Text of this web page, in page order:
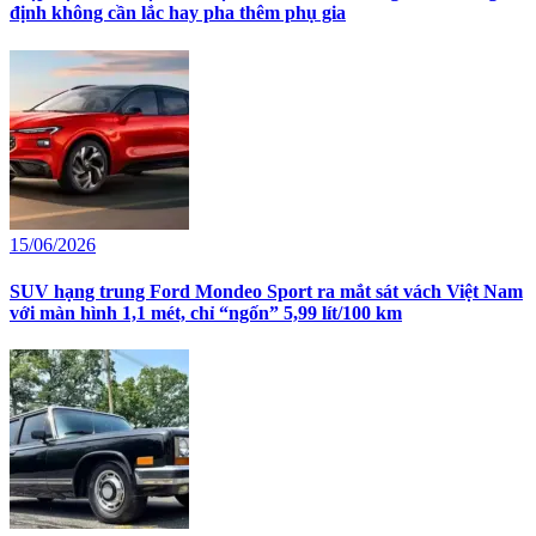
định không cần lắc hay pha thêm phụ gia
15/06/2026
SUV hạng trung Ford Mondeo Sport ra mắt sát vách Việt Nam
với màn hình 1,1 mét, chỉ “ngốn” 5,99 lít/100 km